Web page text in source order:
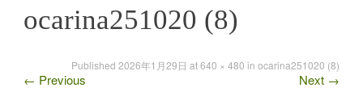
content
ocarina251020 (8)
Published 2026年1月29日 at640 × 480 in ocarina251020 (8)
← Previous Next →